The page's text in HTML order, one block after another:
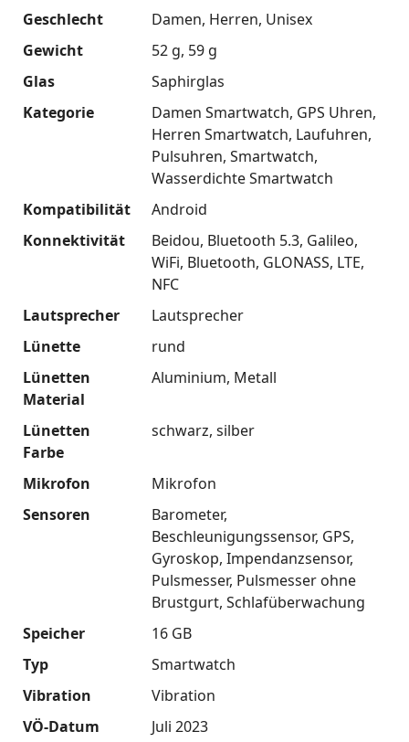
Geschlecht
Damen Herren Unisex
Gewicht
52 g 59 g
Glas
Saphirglas
Kategorie
Damen Smartwatch GPS Uhren
Herren Smartwatch Laufuhren
Pulsuhren Smartwatch
Wasserdichte Smartwatch
Kompatibilität
Android
Konnektivität
Beidou Bluetooth 5.3 Galileo
WiFi Bluetooth GLONASS LTE
NFC
Lautsprecher
Lautsprecher
Lünette
rund
Lünetten
Material
Aluminium Metall
Lünetten
Farbe
schwarz silber
Mikrofon
Mikrofon
Sensoren
Barometer
Beschleunigungssensor GPS
Gyroskop Impendanzsensor
Pulsmesser Pulsmesser ohne
Brustgurt Schlafüberwachung
Speicher
16 GB
Typ
Smartwatch
Vibration
Vibration
VÖ-Datum
Juli 2023